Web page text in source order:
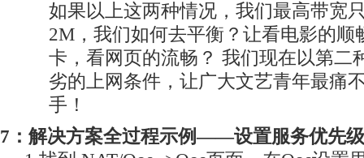
如果以上这两种情况，我们最高带宽
2M，我们如何去平衡？让看电影的顺
卡，看网页的流畅？ 我们现在以第二
劣的上网条件，让广大文艺青年最痛
手！
7：解决方案全过程示例——设置服务优先